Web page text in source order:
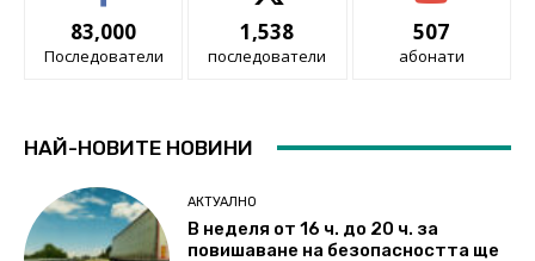
83,000
Последователи
1,538
последователи
507
абонати
НАЙ-НОВИТЕ НОВИНИ
АКТУАЛНО
В неделя от 16 ч. до 20 ч. за
повишаване на безопасността ще